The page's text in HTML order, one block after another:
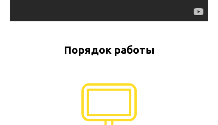
Порядок работы